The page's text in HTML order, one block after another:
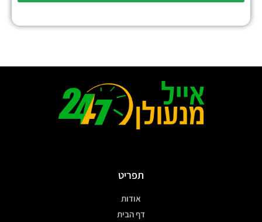
תפריט
אודות
דף הבית